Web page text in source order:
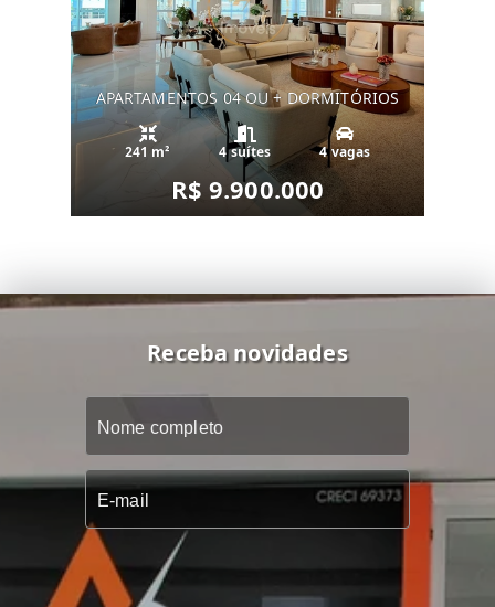
APARTAMENTOS 04 OU + DORMITÓRIOS
241 m² 4 suítes 4 vagas
R$ 9.900.000
Receba novidades